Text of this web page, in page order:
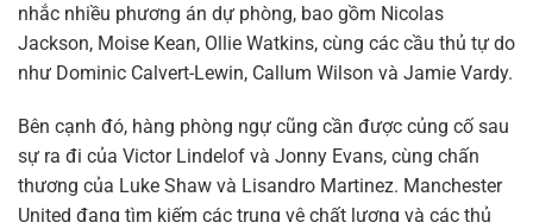
nhắc nhiều phương án dự phòng, bao gồm Nicolas
Jackson, Moise Kean, Ollie Watkins, cùng các cầu thủ tự do
như Dominic Calvert-Lewin, Callum Wilson và Jamie Vardy.
Bên cạnh đó, hàng phòng ngự cũng cần được củng cố sau
sự ra đi của Victor Lindelof và Jonny Evans, cùng chấn
thương của Luke Shaw và Lisandro Martinez. Manchester
United đang tìm kiếm các trung vệ chất lượng và các thủ